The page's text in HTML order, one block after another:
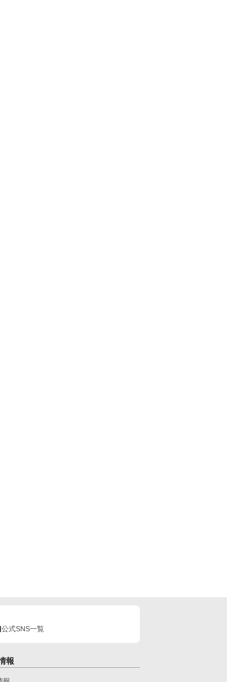
公式SNS一覧
報